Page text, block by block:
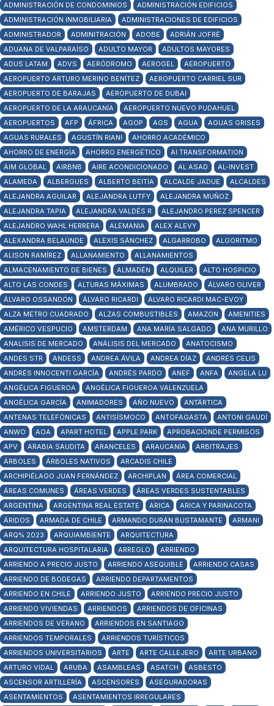
ADMINISTRACIÓN DE CONDOMINIOS
ADMINISTRACIÓN EDIFICIOS
ADMINISTRACIÓN INMOBILIARIA
ADMINISTRACIONES DE EDIFICIOS
ADMINISTRADOR
ADMINITRACIÓN ADOBE
ADRIÁN JOFRÉ
ADUANA DE VALPARAÍSO
ADULTO MAYOR
ADULTOS MAYORES
ADUS LATAM
ADVS AERÓDROMO AEROGEL
AEROPUERTO
AEROPUERTO ARTURO MERINO BENÍTEZ
AEROPUERTO CARRIEL SUR
AEROPUERTO DE BARAJAS
AEROPUERTO DE DUBAI
AEROPUERTO DE LA ARAUCANÍA
AEROPUERTO NUEVO PUDAHUEL
AEROPUERTOS
AFP ÁFRICA AGOP AGS AGUA
AGUAS GRISES
AGUAS RURALES
AGUSTÍN RIANI
AHORRO ACADÉMICO
AHORRO DE ENERGÍA
AHORRO ENERGÉTICO
AI TRANSFORMATION
AIM GLOBAL
AIRBNB AIRE ACONDICIONADO AL ASAD
AL-INVEST
ALAMEDA
ALBERGUES ALBERTO BEITIA ALCALDE JADUE
ALCALDES
ALEJANDRA AGUILAR
ALEJANDRA LUTFY
ALEJANDRA MUÑOZ
ALEJANDRA TAPIA
ALEJANDRA VALDÉS R
ALEJANDRO PEREZ SPENCER
ALEJANDRO WAHL HERRERA
ALEMANIA
ALEX ALEVY
ALEXANDRA BELAÚNDE
ALEXIS SÁNCHEZ ALGARROBO
ALGORITMO
ALISON RAMÍREZ
ALLANAMIENTO
ALLANAMIENTOS
ALMACENAMIENTO DE BIENES
ALMADÉN ALQUILER
ALTO HOSPICIO
ALTO LAS CONDES
ALTURAS MÁXIMAS ALUMBRADO
ÁLVARO OLIVER
ÁLVARO OSSANDÓN
ÁLVARO RICARDI
ALVARO RICARDI MAC-EVOY
ALZA METRO CUADRADO
ALZAS COMBUSTIBLES AMAZON
AMENITIES
AMÉRICO VESPUCIO
AMSTERDAM ANA MARÍA SALGADO
ANA MURILLO
ANALISIS DE MERCADO
ANÁLISIS DEL MERCADO
ANATOCISMO
ANDES STR
ANDESS ANDREA ÁVILA ANDREA DÍAZ
ANDRÉS CELIS
ANDRÉS INNOCENTI GARCÍA
ANDRÉS PARDO ANEF ANFA
ANGELA LU
ANGÉLICA FIGUEROA
ANGÉLICA FIGUEROA VALENZUELA
ANGÉLICA GARCÍA
ANIMADORES AÑO NUEVO
ANTÁRTICA
ANTENAS TELEFÓNICAS
ANTISÍSMOCO ANTOFAGASTA
ANTONI GAUDÍ
ANWO
AOA APART HOTEL APPLE PARK
APROBACIÓNDE PERMISOS
APV
ARABIA SAUDITA ARANCELES ARAUCANÍA
ARBITRAJES
ÁRBOLES
ÁRBOLES NATIVOS
ARCADIS CHILE
ARCHIPIÉLAGO JUAN FERNÁNDEZ
ARCHIPLAN
ÁREA COMERCIAL
ÁREAS COMUNES
ÁREAS VERDES
ÁREAS VERDES SUSTENTABLES
ARGENTINA
ARGENTINA REAL ESTATE ARICA
ARICA Y PARINACOTA
ÁRIDOS
ARMADA DE CHILE ARMANDO DURÁN BUSTAMANTE
ARMANI
ARQ% 2023
ARQUIAMBIENTE
ARQUITECTURA
ARQUITECTURA HOSPITALARIA
ARREGLO
ARRIENDO
ARRIENDO A PRECIO JUSTO
ARRIENDO ASEQUIBLE
ARRIENDO CASAS
ARRIENDO DE BODEGAS
ARRIENDO DEPARTAMENTOS
ARRIENDO EN CHILE
ARRIENDO JUSTO
ARRIENDO PRECIO JUSTO
ARRIENDO VIVIENDAS
ARRIENDOS
ARRIENDOS DE OFICINAS
ARRIENDOS DE VERANO
ARRIENDOS EN SANTIAGO
ARRIENDOS TEMPORALES
ARRIENDOS TURÍSTICOS
ARRIENDOS UNIVERSITARIOS
ARTE ARTE CALLEJERO
ARTE URBANO
ARTURO VIDAL
ARUBA ASAMBLEAS ASATCH
ASBESTO
ASCENSOR ARTILLERÍA
ASCENSORES
ASEGURADORAS
ASENTAMIENTOS
ASENTAMIENTOS IRREGULARES